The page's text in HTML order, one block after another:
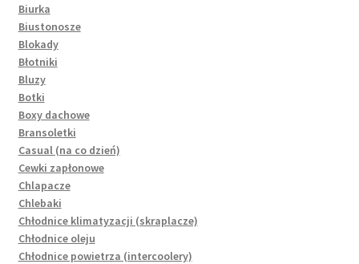
Biurka
Biustonosze
Blokady
Błotniki
Bluzy
Botki
Boxy dachowe
Bransoletki
Casual (na co dzień)
Cewki zapłonowe
Chlapacze
Chlebaki
Chłodnice klimatyzacji (skraplacze)
Chłodnice oleju
Chłodnice powietrza (intercoolery)